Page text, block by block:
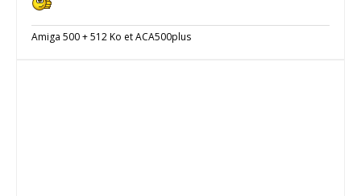
Amiga 500 + 512 Ko et ACA500plus